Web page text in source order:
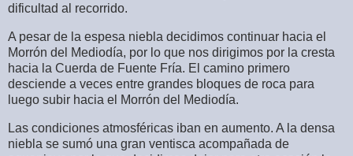
dificultad al recorrido.
A pesar de la espesa niebla decidimos continuar hacia el
Morrón del Mediodía, por lo que nos dirigimos por la cresta
hacia la Cuerda de Fuente Fría. El camino primero
desciende a veces entre grandes bloques de roca para
luego subir hacia el Morrón del Mediodía.
Las condiciones atmosféricas iban en aumento. A la densa
niebla se sumó una gran ventisca acompañada de